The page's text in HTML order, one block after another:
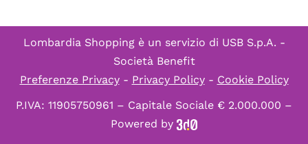
Lombardia Shopping è un servizio di USB S.p.A. -
Società Benefit
Preferenze Privacy- Privacy Policy- Cookie Policy
P.IVA: 11905750961 – Capitale Sociale € 2.000.000 –
Powered by